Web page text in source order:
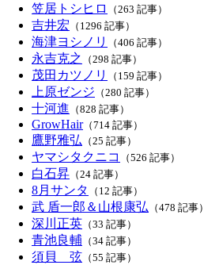
笠居トシヒロ （263 記事）
吉井宏 （1296 記事）
海津ヨシノリ （406 記事）
永吉克之 （298 記事）
茂田カツノリ （159 記事）
上原ゼンジ （280 記事）
十河進 （828 記事）
GrowHair（714 記事）
鷹野雅弘 （25 記事）
ヤマシタクニコ （526 記事）
白石昇 （24 記事）
8月サンタ （12 記事）
武 盾一郎＆山根康弘 （478 記事）
深川正英 （33 記事）
青池良輔 （34 記事）
須貝 弦 （55 記事）